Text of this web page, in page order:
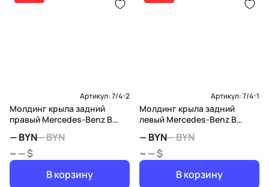
Артикул:7/4-2
Молдинг крыла задний
правый Mercedes-Benz B
—BYN—BYN
~ — $
В корзину
Артикул:7/4-1
Молдинг крыла задний
левый Mercedes-Benz B
—BYN—BYN
~ — $
В корзину